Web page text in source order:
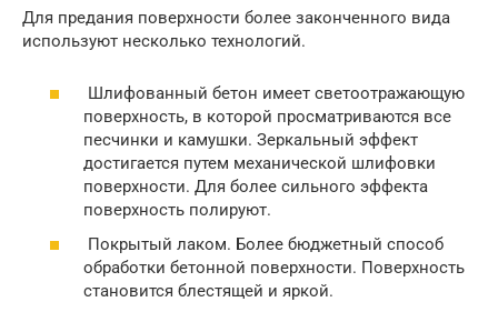
Для предания поверхности более законченного вида
используют несколько технологий.
Шлифованный бетон имеет светоотражающую
поверхность, в которой просматриваются все
песчинки и камушки. Зеркальный эффект
достигается путем механической шлифовки
поверхности. Для более сильного эффекта
поверхность полируют.
Покрытый лаком. Более бюджетный способ
обработки бетонной поверхности. Поверхность
становится блестящей и яркой.